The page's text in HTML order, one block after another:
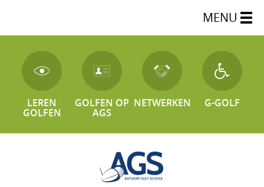
MENU
LEREN
GOLFEN
GOLFEN OP
AGS
NETWERKEN G-GOLF